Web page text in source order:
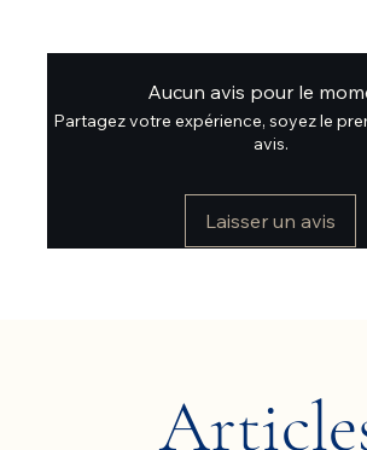
Aucun avis pour le
Partagez votre expérience, soyez le
avis.
Laisser un avis